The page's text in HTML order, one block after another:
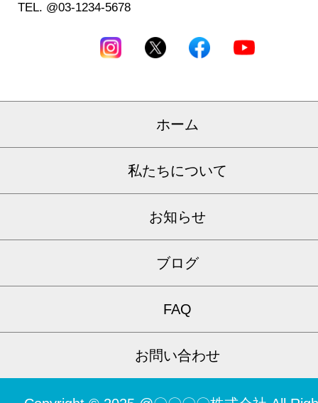
TEL. @03-1234-5678
ホーム
私たちについて
お知らせ
ブログ
FAQ
お問い合わせ